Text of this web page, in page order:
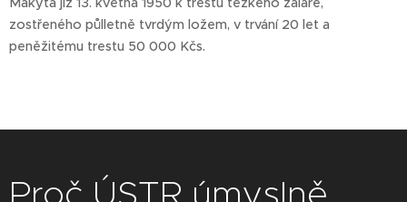
zostřeného půlletně tvrdým ložem, v trvání 20 let a
peněžitému trestu 50 000 Kčs.
Proč ÚSTR úmyslně